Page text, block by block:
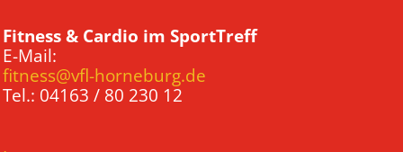
Fitness & Cardio im SportTreff
E-Mail:
fitness@vfl-horneburg.de
Tel.: 04163 / 80 230 12